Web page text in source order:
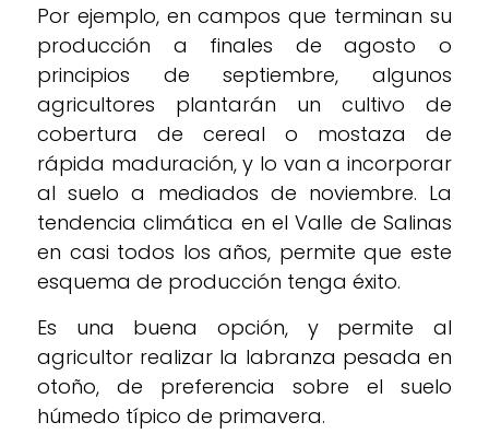
Por ejemplo, en campos que terminan su
producción a finales de agosto o
principios de septiembre, algunos
agricultores plantarán un cultivo de
cobertura de cereal o mostaza de
rápida maduración, y lo van a incorporar
al suelo a mediados de noviembre. La
tendencia climática en el Valle de Salinas
en casi todos los años, permite que este
esquema de producción tenga éxito.
Es una buena opción, y permite al
agricultor realizar la labranza pesada en
otoño, de preferencia sobre el suelo
húmedo típico de primavera.